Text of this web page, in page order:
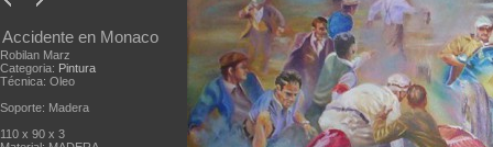
Accidente en Monaco
Robilan Marz
Categoria: Pintura
Técnica: Oleo
Soporte: Madera
110 x 90 x 3